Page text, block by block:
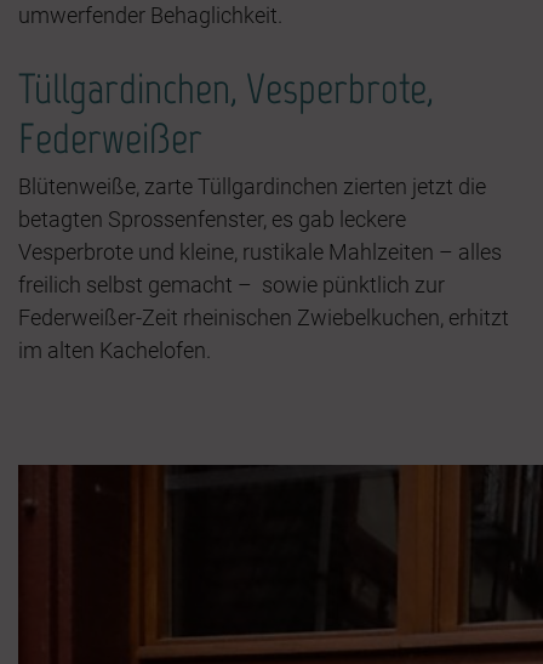
umwerfender Behaglichkeit.
Tüllgardinchen, Vesperbrote,
Federweißer
Blütenweiße, zarte Tüllgardinchen zierten jetzt die
betagten Sprossenfenster, es gab leckere
Vesperbrote und kleine, rustikale Mahlzeiten – alles
freilich selbst gemacht – sowie pünktlich zur
Federweißer-Zeit rheinischen Zwiebelkuchen, erhitzt
im alten Kachelofen.